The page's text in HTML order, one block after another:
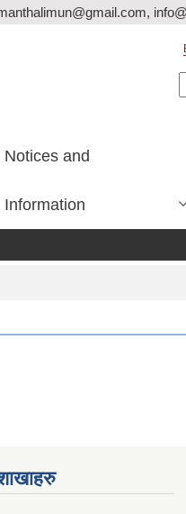
Notices and
Information